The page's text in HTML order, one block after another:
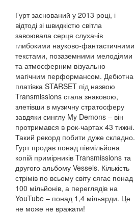
Гурт заснований у 2013 році, і
відтоді зі швидкістю світла
завоювала серця слухачів
глибокими науково-фантастичними
текстами, позаземними мелодіями
та атмосферним візуально-
магічним перформансом. Дебютна
платівка STARSET під назвою
Transmissions стала знаковою,
злетівши в музичну стратосферу
завдяки синглу My Demons – він
протримався в рок-чартах 43 тижні.
Такий рекорд побити дуже складно.
Гурт продав понад півмільйона
копій примірників Transmissions та
другого альбому Vessels. Кількість
стрімів по всьому світу сягає понад
100 мільйонів, а переглядів на
YouTube – понад 1,4 мільярди. Це
не може не вражати!